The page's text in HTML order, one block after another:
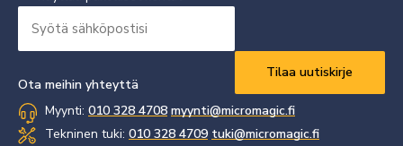
sähköpostisi
Ota meihin yhteyttä
Myynti: 010 328 4708 myynti@micromagic.fi
Tekninen tuki: 010 328 4709 tuki@micromagic.fi